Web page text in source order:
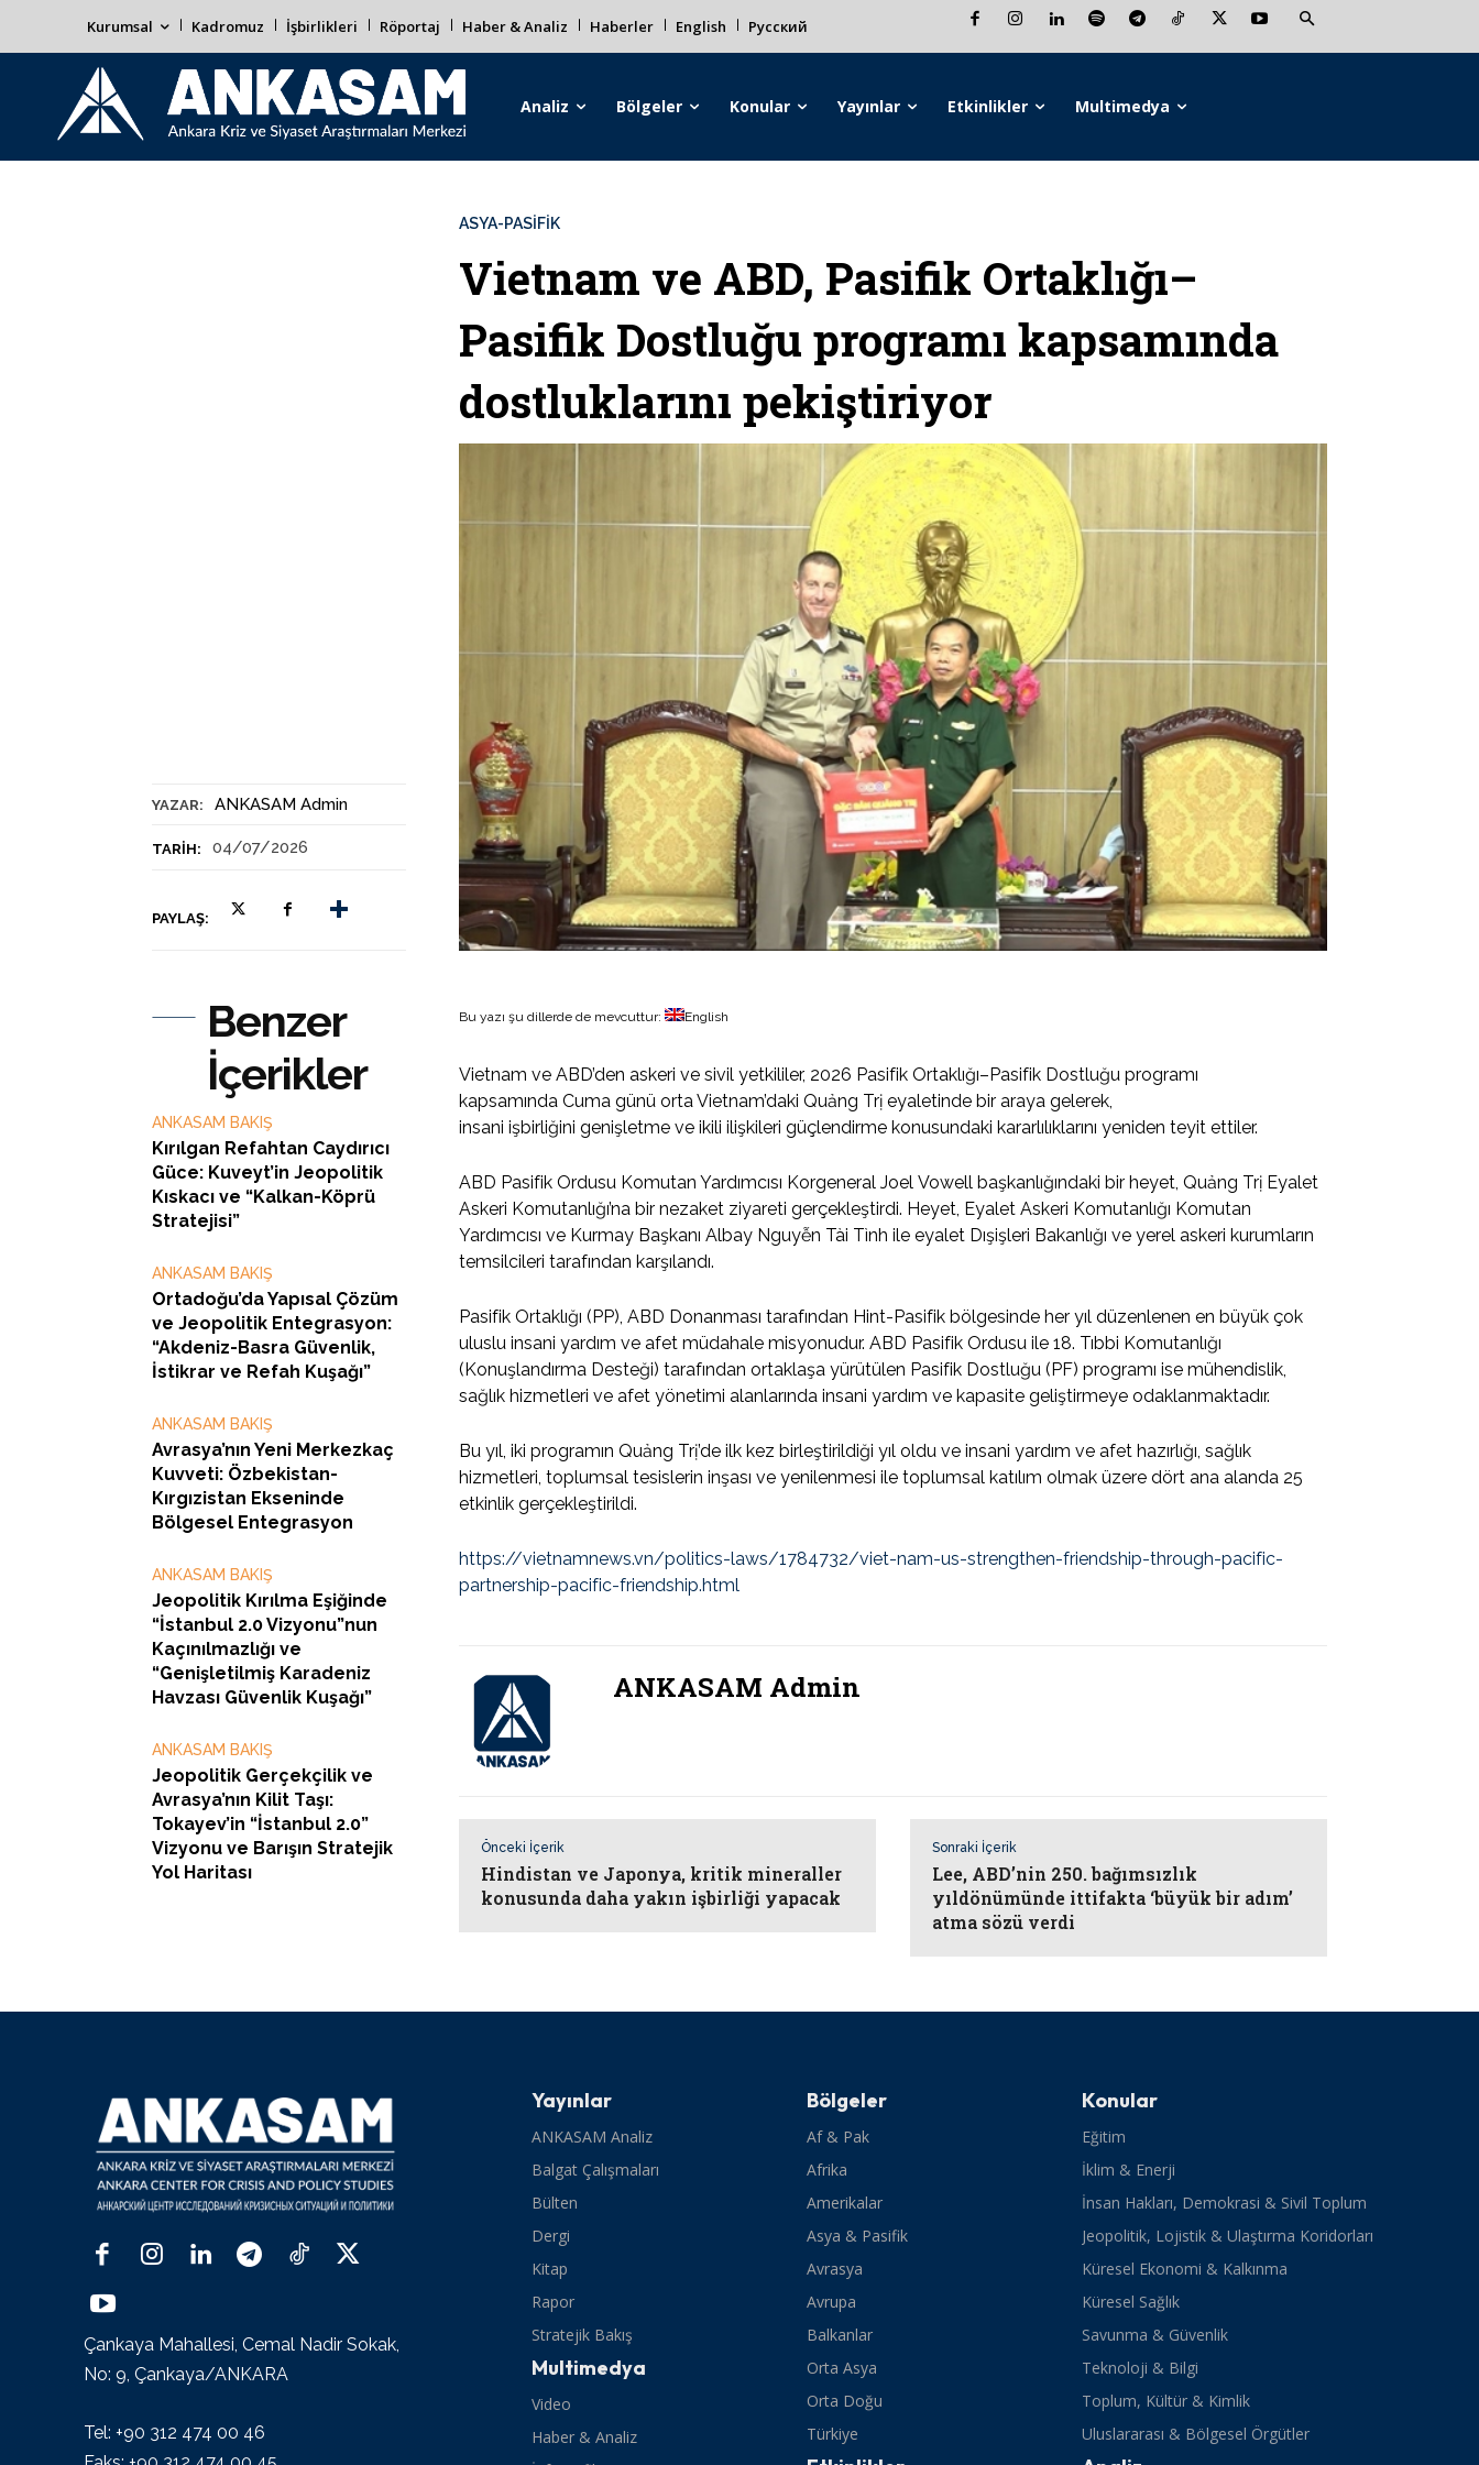
Kurumsal Kadromuz İşbirlikleri Röportaj Haber & Analiz Haberler English Русский
Analiz Bölgeler Konular Yayınlar Etkinlikler Multimedya
YAZAR: ANKASAM Admin
TARIH: 04/07/2026
PAYLAŞ:
ASYA-PASİFİK
Vietnam ve ABD, Pasifik Ortaklığı–
Pasifik Dostluğu programı kapsamında
dostluklarını pekiştiriyor
Benzer
İçerikler
ANKASAM BAKIŞ
Kırılgan Refahtan Caydırıcı
Güce: Kuveyt’in Jeopolitik
Kıskacı ve “Kalkan-Köprü
Stratejisi”
ANKASAM BAKIŞ
Ortadoğu’da Yapısal Çözüm
ve Jeopolitik Entegrasyon:
“Akdeniz-Basra Güvenlik,
İstikrar ve Refah Kuşağı”
ANKASAM BAKIŞ
Avrasya’nın Yeni Merkezkaç
Kuvveti: Özbekistan-
Kırgızistan Ekseninde
Bölgesel Entegrasyon
ANKASAM BAKIŞ
Jeopolitik Kırılma Eşiğinde
“İstanbul 2.0 Vizyonu”nun
Kaçınılmazlığı ve
“Genişletilmiş Karadeniz
Havzası Güvenlik Kuşağı”
ANKASAM BAKIŞ
Jeopolitik Gerçekçilik ve
Avrasya’nın Kilit Taşı:
Tokayev’in “İstanbul 2.0”
Vizyonu ve Barışın Stratejik
Yol Haritası
Bu yazı şu dillerde de mevcuttur: English
Vietnam ve ABD’den askeri ve sivil yetkililer, 2026 Pasifik Ortaklığı–Pasifik Dostluğu programı
kapsamında Cuma günü orta Vietnam’daki Quảng Trị eyaletinde bir araya gelerek,
insani işbirliğini genişletme ve ikili ilişkileri güçlendirme konusundaki kararlılıklarını yeniden teyit ettiler.
ABD Pasifik Ordusu Komutan Yardımcısı Korgeneral Joel Vowell başkanlığındaki bir heyet, Quảng Trị Eyalet
Askeri Komutanlığı’na bir nezaket ziyareti gerçekleştirdi. Heyet, Eyalet Askeri Komutanlığı Komutan
Yardımcısı ve Kurmay Başkanı Albay Nguyễn Tài Tình ile eyalet Dışişleri Bakanlığı ve yerel askeri kurumların
temsilcileri tarafından karşılandı.
Pasifik Ortaklığı (PP), ABD Donanması tarafından Hint-Pasifik bölgesinde her yıl düzenlenen en büyük çok
uluslu insani yardım ve afet müdahale misyonudur. ABD Pasifik Ordusu ile 18. Tıbbi Komutanlığı
(Konuşlandırma Desteği) tarafından ortaklaşa yürütülen Pasifik Dostluğu (PF) programı ise mühendislik,
sağlık hizmetleri ve afet yönetimi alanlarında insani yardım ve kapasite geliştirmeye odaklanmaktadır.
Bu yıl, iki programın Quảng Trị’de ilk kez birleştirildiği yıl oldu ve insani yardım ve afet hazırlığı, sağlık
hizmetleri, toplumsal tesislerin inşası ve yenilenmesi ile toplumsal katılım olmak üzere dört ana alanda 25
etkinlik gerçekleştirildi.
https://vietnamnews.vn/politics-laws/1784732/viet-nam-us-strengthen-friendship-through-pacific-
partnership-pacific-friendship.html
ANKASAM Admin
Önceki İçerik
Hindistan ve Japonya, kritik mineraller
konusunda daha yakın işbirliği yapacak
Sonraki İçerik
Lee, ABD’nin 250. bağımsızlık
yıldönümünde ittifakta ‘büyük bir adım’
atma sözü verdi
Çankaya Mahallesi, Cemal Nadir Sokak,
No: 9, Çankaya/ANKARA
Tel: +90 312 474 00 46
Yayınlar
ANKASAM Analiz
Balgat Çalışmaları
Bülten
Dergi
Kitap
Rapor
Stratejik Bakış
Multimedya
Video
Haber & Analiz
Bölgeler
Af & Pak
Afrika
Amerikalar
Asya & Pasifik
Avrasya
Avrupa
Balkanlar
Orta Asya
Orta Doğu
Türkiye
Konular
Eğitim
İklim & Enerji
İnsan Hakları, Demokrasi & Sivil Toplum
Jeopolitik, Lojistik & Ulaştırma Koridorları
Küresel Ekonomi & Kalkınma
Küresel Sağlık
Savunma & Güvenlik
Teknoloji & Bilgi
Toplum, Kültür & Kimlik
Uluslararası & Bölgesel Örgütler